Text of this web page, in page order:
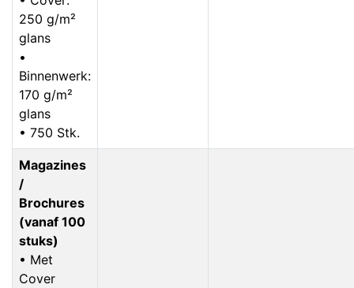
250 g/m²
glans
•
Binnenwerk:
170 g/m²
glans
• 750 Stk.
Magazines
/
Brochures
(vanaf 100
stuks)
• Met
Cover